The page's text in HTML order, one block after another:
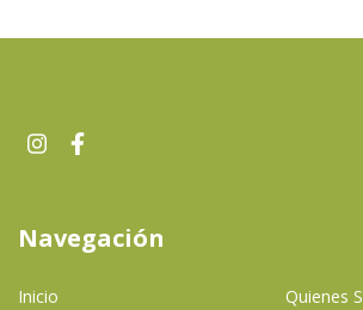
Navegación
Inicio Quienes